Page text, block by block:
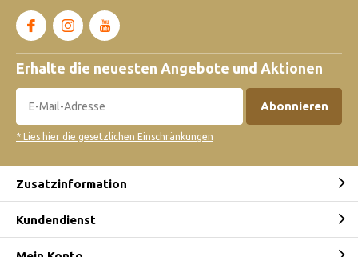
Erhalte die neuesten Angebote und Aktionen
Abonnieren
* Lies hier die gesetzlichen Einschränkungen
Zusatzinformation
Kundendienst